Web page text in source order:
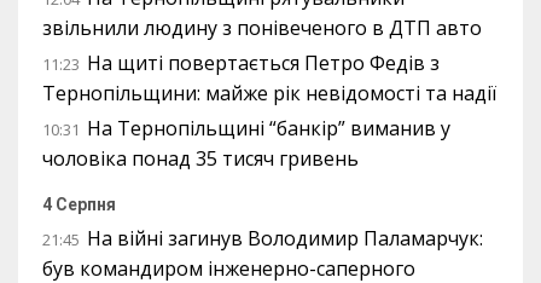
звільнили людину з понівеченого в ДТП авто
11:23 На щиті повертається Петро Федів з
Тернопільщини: майже рік невідомості та надії
10:31 На Тернопільщині “банкір” виманив у
чоловіка понад 35 тисяч гривень
4 Серпня
21:45 На війні загинув Володимир Паламарчук:
був командиром інженерно-саперного